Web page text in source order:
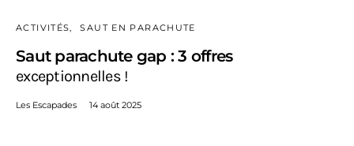
ACTIVITÉS SAUT EN PARACHUTE
Saut parachute gap : 3 offres
exceptionnelles !
Les Escapades 14 août 2025